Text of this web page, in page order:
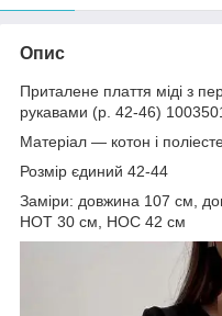
Опис
Приталене плаття міді з
рукавами (р. 42-46)
Матеріал — котон і
Розмір єдиний 42-44
Заміри: довжина 107 см,
НОТ 30 см, НОС 42 см